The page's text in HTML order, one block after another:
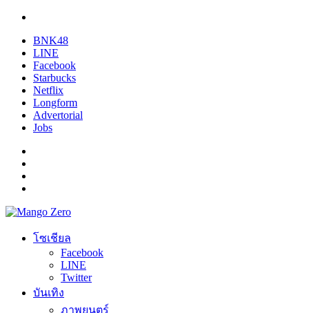
BNK48
LINE
Facebook
Starbucks
Netflix
Longform
Advertorial
Jobs
โซเชียล
Facebook
LINE
Twitter
บันเทิง
ภาพยนตร์